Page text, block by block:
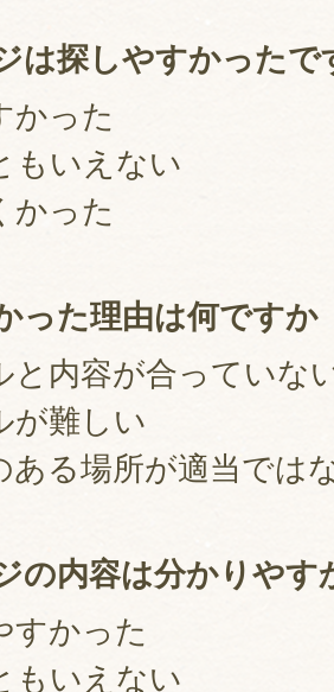
は探しやすかったで
かった
もいえない
かった
った理由は何ですか
と内容が合っていな
が難しい
ある場所が適当では
の内容は分かりやす
すかった
もいえない